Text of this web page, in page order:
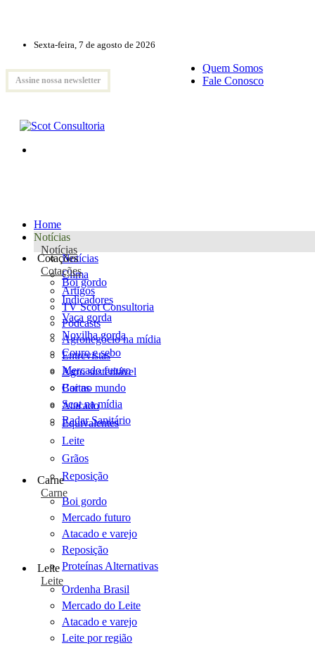
Sexta-feira, 7 de agosto de 2026
Assine nossa newsletter
Quem Somos
Fale Conosco
Home
Notícias
Notícias
Notícias
Clima
Artigos
TV Scot Consultoria
Podcasts
Agronegócio na mídia
Entrevistas
Agro sustentável
Cartas
Scot na mídia
Radar Sanitário
Cotações
Cotações
Boi gordo
Indicadores
Vaca gorda
Novilha gorda
Couro e sebo
Mercado futuro
Boi no mundo
Atacado
Equivalentes
Leite
Grãos
Reposição
Carne
Carne
Boi gordo
Mercado futuro
Atacado e varejo
Reposição
Proteínas Alternativas
Leite
Leite
Ordenha Brasil
Mercado do Leite
Atacado e varejo
Leite por região